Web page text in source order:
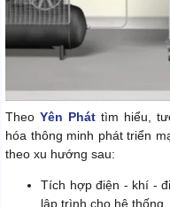
Theo Yên Phát tìm hiểu,
hóa thông minh phát triển
theo xu hướng sau:
Tích hợp điện - khí -
lập trình cho hệ thống.